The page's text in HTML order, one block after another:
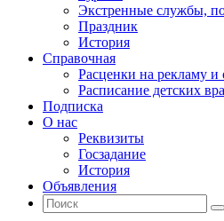
Экстренные службы,
Праздник
История
Справочная
Расценки на рекламу и
Расписание детских
Подписка
О нас
Реквизиты
Госзадание
История
Объявления
Поиск
Искать: